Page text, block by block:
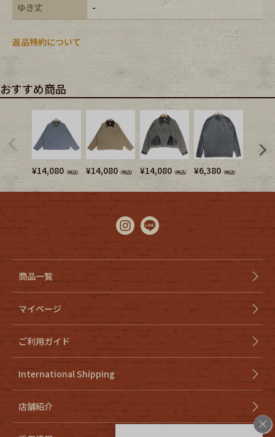
ゆき丈
-
返品特約について
おすすめ商品
¥14,080 （税込） ¥14,080 （税込） ¥14,080 （税込） ¥6,380 （税込）
商品一覧
マイページ
ご利用ガイド
International Shipping
店舗紹介